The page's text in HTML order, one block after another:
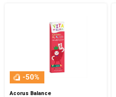
-50%
Acorus Balance